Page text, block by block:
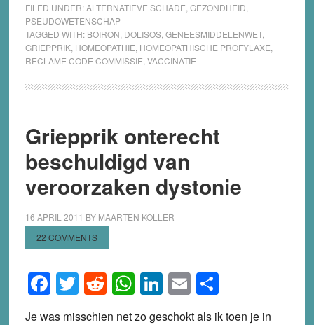
FILED UNDER:ALTERNATIEVE SCHADE GEZONDHEID
PSEUDOWETENSCHAP
TAGGED WITH: BOIRON DOLISOS, GENEESMIDDELENWET,
GRIEPPRIK, HOMEOPATHIE HOMEOPATHISCHE PROFYLAXE
RECLAME CODE COMMISSIE VACCINATIE
Griepprik onterecht
beschuldigd van
veroorzaken dystonie
16 APRIL 2011 BY MAARTEN KOLLER
22 COMMENTS
Facebook
Twitter
Reddit
WhatsApp
LinkedIn
EmailShare
Je was misschien net zo geschokt als ik toen je in